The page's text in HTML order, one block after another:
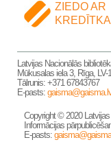
ZIEDO AR
Latvijas Nacionālās
Mūkusalas iela 3, Rīga, LV-
Tālrunis: +371 67843767
E-pasts:
Copyright © 2020
Informācijas
E-pasts: